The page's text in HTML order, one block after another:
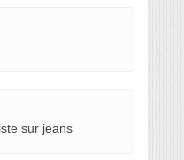
sur jeans